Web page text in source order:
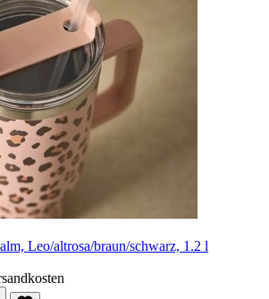
Leo/altrosa/braun/schwarz, 1.2 l